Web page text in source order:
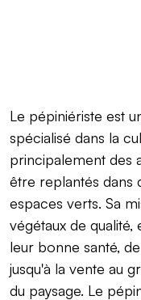
Le pépiniériste est
spécialisé dans la
principalement des
être replantés dans
espaces verts. Sa
végétaux de
leur bonne santé,
jusqu'à la vente au
du paysage. Le